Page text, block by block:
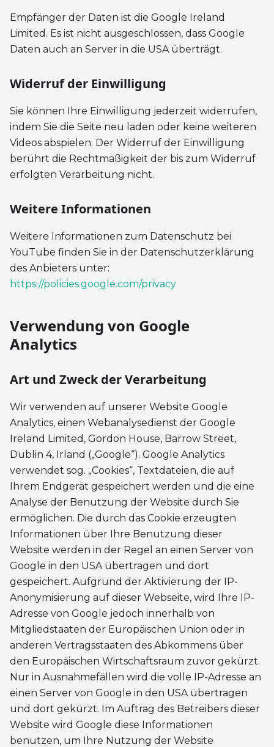
Empfänger der Daten ist die Google Ireland
Limited. Es ist nicht ausgeschlossen, dass Google
Daten auch an Server in die USA überträgt.
Widerruf der Einwilligung
Sie können Ihre Einwilligung jederzeit widerrufen,
indem Sie die Seite neu laden oder keine weiteren
Videos abspielen. Der Widerruf der Einwilligung
berührt die Rechtmäßigkeit der bis zum Widerruf
erfolgten Verarbeitung nicht.
Weitere Informationen
Weitere Informationen zum Datenschutz bei
YouTube finden Sie in der Datenschutzerklärung
des Anbieters unter:
https://policies.google.com/privacy
Verwendung von Google
Analytics
Art und Zweck der Verarbeitung
Wir verwenden auf unserer Website Google
Analytics, einen Webanalysedienst der Google
Ireland Limited, Gordon House, Barrow Street,
Dublin 4, Irland („Google“). Google Analytics
verwendet sog. „Cookies“, Textdateien, die auf
Ihrem Endgerät gespeichert werden und die eine
Analyse der Benutzung der Website durch Sie
ermöglichen. Die durch das Cookie erzeugten
Informationen über Ihre Benutzung dieser
Website werden in der Regel an einen Server von
Google in den USA übertragen und dort
gespeichert. Aufgrund der Aktivierung der IP-
Anonymisierung auf dieser Webseite, wird Ihre IP-
Adresse von Google jedoch innerhalb von
Mitgliedstaaten der Europäischen Union oder in
anderen Vertragsstaaten des Abkommens über
den Europäischen Wirtschaftsraum zuvor gekürzt.
Nur in Ausnahmefällen wird die volle IP-Adresse an
einen Server von Google in den USA übertragen
und dort gekürzt. Im Auftrag des Betreibers dieser
Website wird Google diese Informationen
benutzen, um Ihre Nutzung der Website